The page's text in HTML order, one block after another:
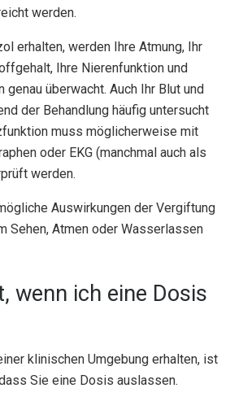
werden.
erhalten, werden Ihre Atmung, Ihr
Ihre Nierenfunktion und
genau überwacht. Auch Ihr Blut und
der Behandlung häufig untersucht
muss möglicherweise mit
oder EKG (manchmal auch als
werden.
Auswirkungen der Vergiftung
Sehen, Atmen oder Wasserlassen
wenn ich eine Dosis
klinischen Umgebung erhalten, ist
Sie eine Dosis auslassen.